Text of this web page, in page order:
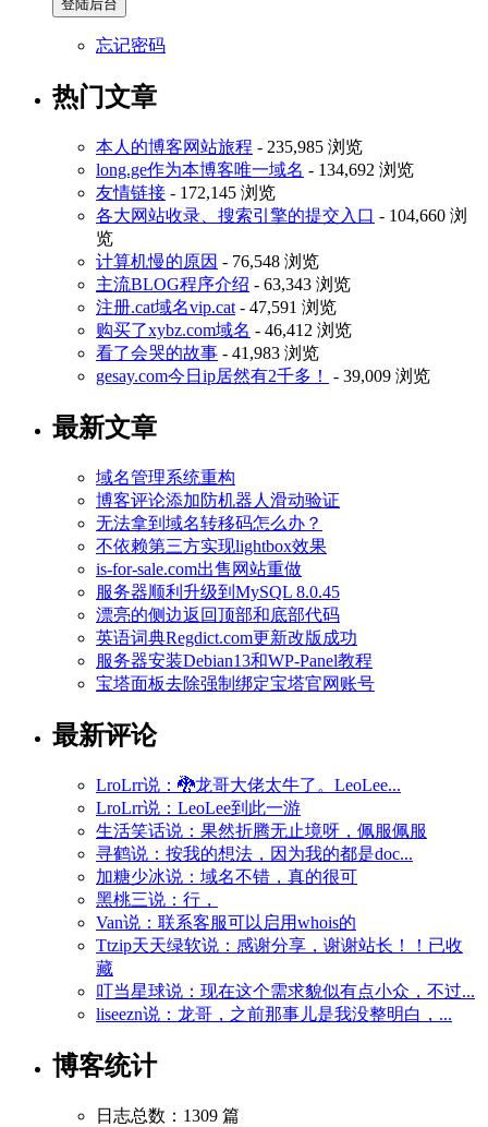
忘记密码
热门文章
本人的博客网站旅程 - 235,985 浏览
long.ge作为本博客唯一域名 - 134,692 浏览
友情链接 - 172,145 浏览
各大网站收录、搜索引擎的提交入口 - 104,660 浏
览
计算机慢的原因 - 76,548 浏览
主流BLOG程序介绍 - 63,343 浏览
注册.cat域名vip.cat - 47,591 浏览
购买了xybz.com域名 - 46,412 浏览
看了会哭的故事 - 41,983 浏览
gesay.com今日ip居然有2千多！
- 39,009 浏览
最新文章
域名管理系统重构
博客评论添加防机器人滑动验证
无法拿到域名转移码怎么办？
不依赖第三方实现lightbox效果
is-for-sale.com出售网站重做
服务器顺利升级到MySQL 8.0.45
漂亮的侧边返回顶部和底部代码
英语词典Regdict.com更新改版成功
服务器安装Debian13和WP-Panel教程
宝塔面板去除强制绑定宝塔官网账号
最新评论
LroLrr说：🐉龙哥大佬太牛了。LeoLee...
LroLrr说：LeoLee到此一游
生活笑话说：果然折腾无止境呀，佩服佩服
寻鹤说：按我的想法，因为我的都是doc...
加糖少冰说：域名不错，真的很可
黑桃三说：行，
Van说：联系客服可以启用whois的
Ttzip天天绿软说：感谢分享，谢谢站长！！已收
藏
叮当星球说：现在这个需求貌似有点小众，不过...
liseezn说：龙哥，之前那事儿是我没整明白，...
博客统计
日志总数：1309 篇